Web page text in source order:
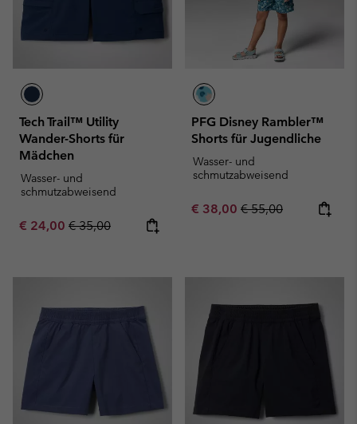
Tech Trail™ Utility
Wander-Shorts für
Mädchen
Wasser- und
schmutzabweisend
Sale price:
€ 24,00 Regular price:
€ 35,00
PFG Disney Rambler™
Shorts für Jugendliche
Wasser- und
schmutzabweisend
Sale price:
€ 38,00 Regular price:
€ 55,00